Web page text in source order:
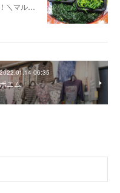
＼マル…
2022.01.14 06:35
ポエム